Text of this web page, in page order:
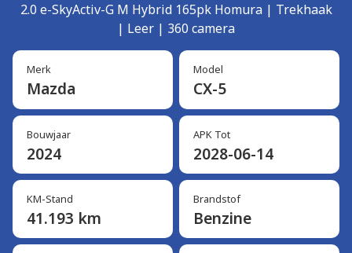
2.0 e-SkyActiv-G M Hybrid 165pk Homura | Trekhaak
| Leer | 360 camera
Merk
Mazda
Model
CX-5
Bouwjaar
2024
APK Tot
2028-06-14
KM-Stand
41.193 km
Brandstof
Benzine